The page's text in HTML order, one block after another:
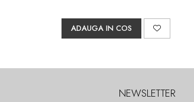
ADAUGA IN COS
NEWSLETTER